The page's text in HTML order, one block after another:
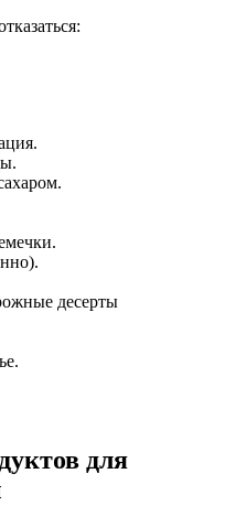
десерты
для